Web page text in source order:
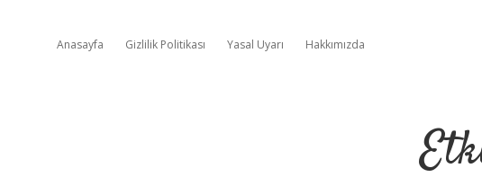
Anasayfa Gizlilik Politikası Yasal Uyarı Hakkımızda